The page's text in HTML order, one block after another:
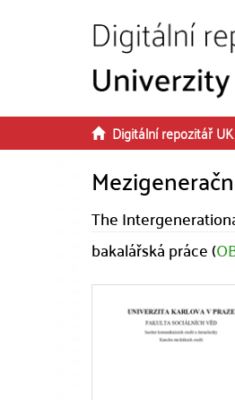
Digitální repozitář UK
The
bakalářská práce (